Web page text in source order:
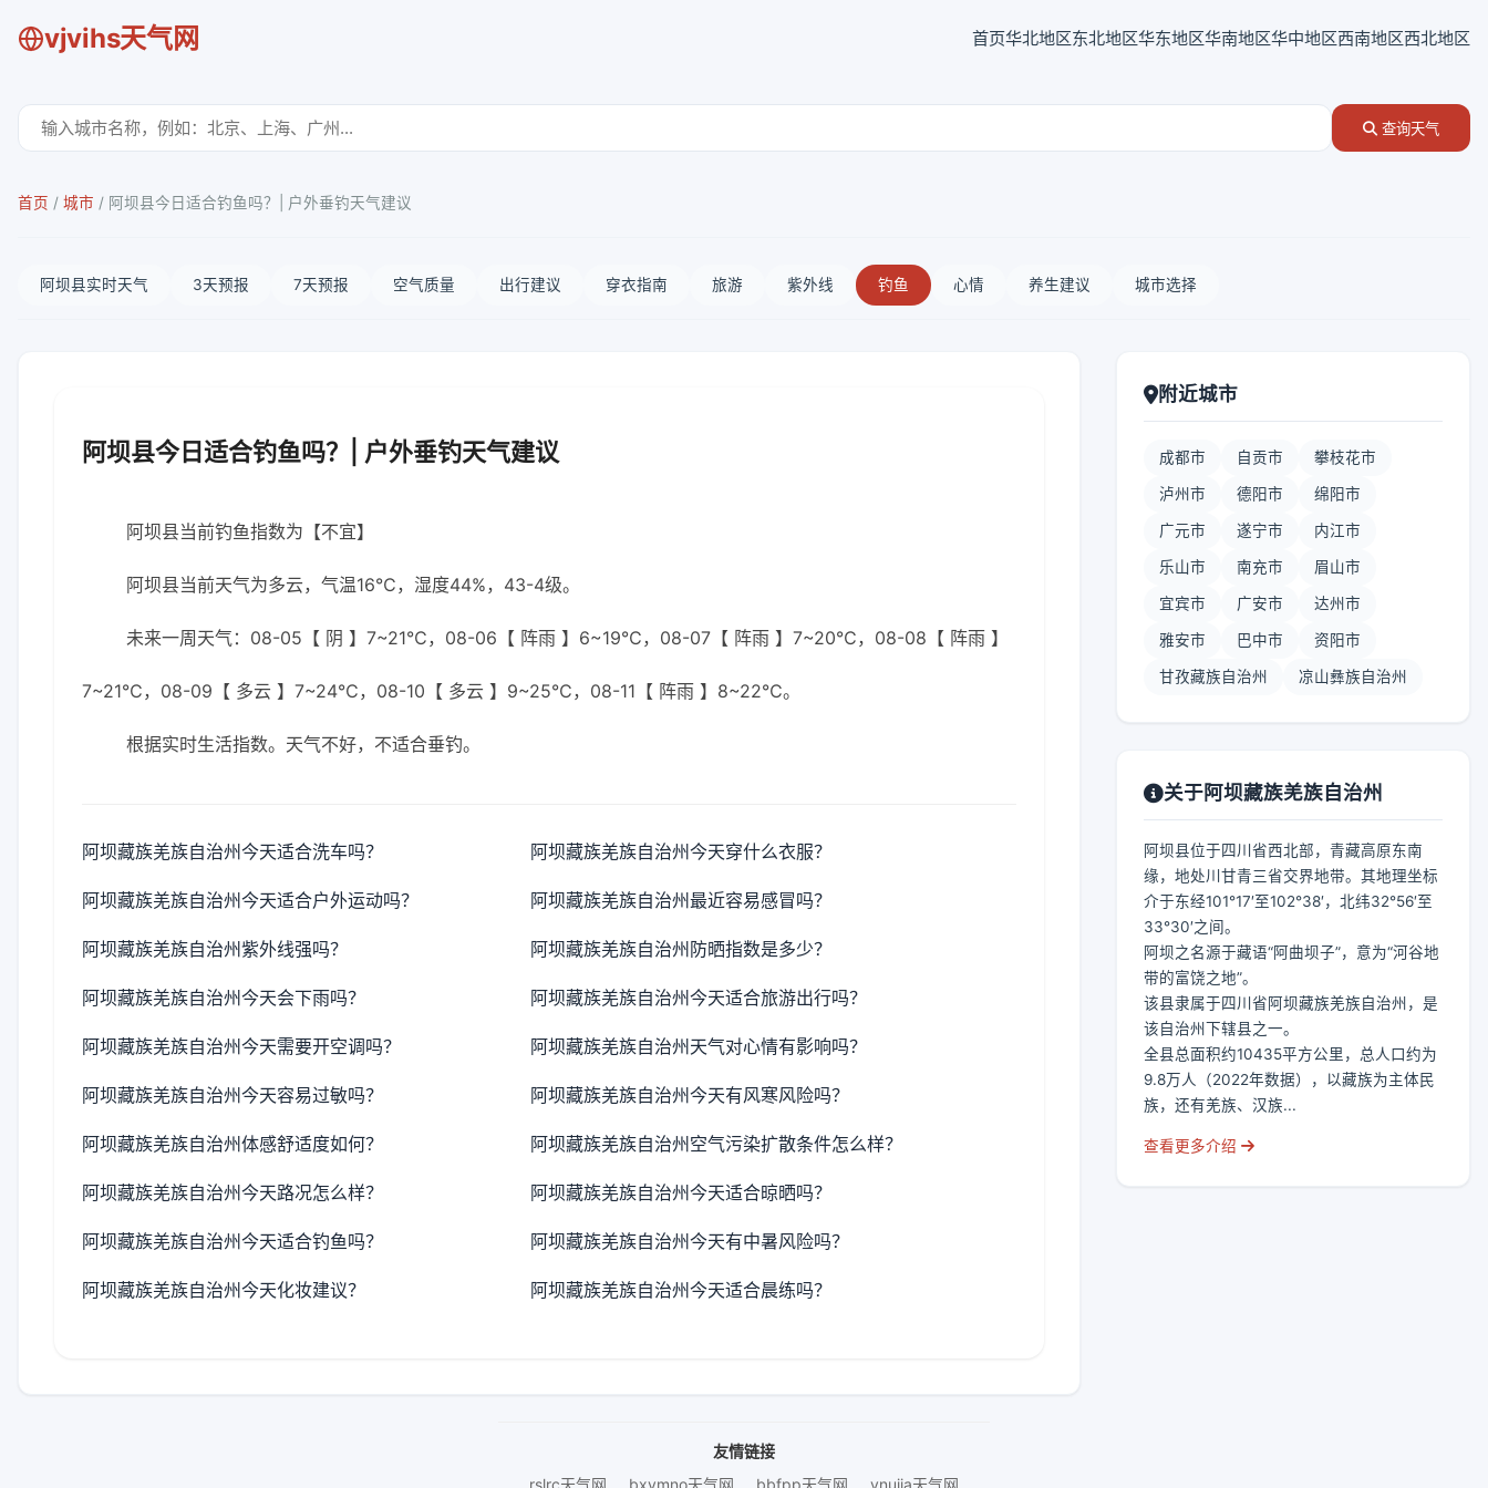
vjvihs天气网 首页华北地区东北地区华东地区华南地区华中地区西南地区西北地区
查询天气
首页 / 城市 / 阿坝县今日适合钓鱼吗？| 户外垂钓天气建议
阿坝县实时天气 3天预报 7天预报 空气质量 出行建议 穿衣指南 旅游 紫外线 钓鱼 心情 养生建议 城市选择
阿坝县今日适合钓鱼吗？| 户外垂钓天气建议
阿坝县当前钓鱼指数为【不宜】
阿坝县当前天气为多云，气温16℃，湿度44%，43-4级。
未来一周天气：08-05【 阴 】7~21℃，08-06【 阵雨 】6~19℃，08-07【 阵雨 】7~20℃，08-08【 阵雨 】
7~21℃，08-09【 多云 】7~24℃，08-10【 多云 】9~25℃，08-11【 阵雨 】8~22℃。
根据实时生活指数。天气不好，不适合垂钓。
阿坝藏族羌族自治州今天适合洗车吗？ 阿坝藏族羌族自治州今天穿什么衣服？
阿坝藏族羌族自治州今天适合户外运动吗？ 阿坝藏族羌族自治州最近容易感冒吗？
阿坝藏族羌族自治州紫外线强吗？ 阿坝藏族羌族自治州防晒指数是多少？
阿坝藏族羌族自治州今天会下雨吗？ 阿坝藏族羌族自治州今天适合旅游出行吗？
阿坝藏族羌族自治州今天需要开空调吗？ 阿坝藏族羌族自治州天气对心情有影响吗？
阿坝藏族羌族自治州今天容易过敏吗？ 阿坝藏族羌族自治州今天有风寒风险吗？
阿坝藏族羌族自治州体感舒适度如何？ 阿坝藏族羌族自治州空气污染扩散条件怎么样？
阿坝藏族羌族自治州今天路况怎么样？ 阿坝藏族羌族自治州今天适合晾晒吗？
阿坝藏族羌族自治州今天适合钓鱼吗？ 阿坝藏族羌族自治州今天有中暑风险吗？
阿坝藏族羌族自治州今天化妆建议？ 阿坝藏族羌族自治州今天适合晨练吗？
附近城市
成都市 自贡市 攀枝花市
泸州市 德阳市 绵阳市
广元市 遂宁市 内江市
乐山市 南充市 眉山市
宜宾市 广安市 达州市
雅安市 巴中市 资阳市
甘孜藏族自治州 凉山彝族自治州
关于阿坝藏族羌族自治州
阿坝县位于四川省西北部，青藏高原东南
缘，地处川甘青三省交界地带。其地理坐标
介于东经101°17′至102°38′，北纬32°56′至
33°30′之间。
阿坝之名源于藏语“阿曲坝子”，意为“河谷地
带的富饶之地”。
该县隶属于四川省阿坝藏族羌族自治州，是
该自治州下辖县之一。
全县总面积约10435平方公里，总人口约为
9.8万人（2022年数据），以藏族为主体民
族，还有羌族、汉族...
查看更多介绍
友情链接
rslrc天气网
bxymno天气网 bbfpp天气网 vnujja天气网